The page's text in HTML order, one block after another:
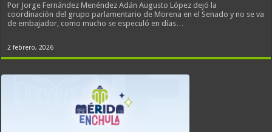
Por Jorge Fernández Menéndez Adán Augusto López dejó la
coordinación del grupo parlamentario de Morena en el Senado y no se va
de embajador, como mucho se especuló en días…
2 febrero, 2026